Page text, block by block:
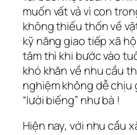
muốn vất vả vì con
không thiếu thốn về
kỹ năng giao tiếp xã
tâm thì khi bước vào
khó khăn về nhu cầu
nghiệm không dễ chịu
“lười biếng” như bà !
Hiện nay, với nhu cầu